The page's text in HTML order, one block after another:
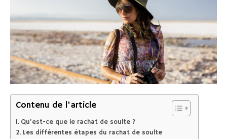
Contenu de l'article
Qu’est-ce que le rachat de soulte ?
Les différentes étapes du rachat de soulte